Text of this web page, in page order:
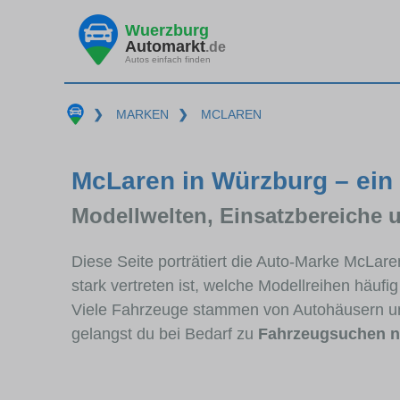
Wuerzburg
Automarkt.de
Autos einfach finden
❯ MARKEN ❯ MCLAREN
McLaren in Würzburg –
Modellwelten, Einsatzbereiche
Diese Seite porträtiert die Auto-Marke
stark vertreten ist, welche Modellreihen
Viele Fahrzeuge stammen von Autohäusern
gelangst du bei Bedarf zu Fahrzeugsuchen